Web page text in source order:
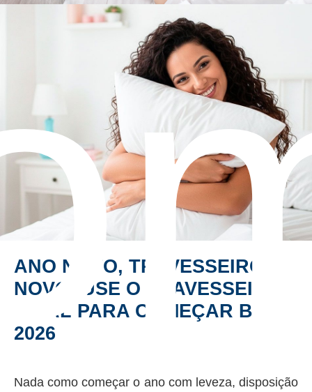
ANO NOVO, TRAVESSEIRO
NOVO! USE O TRAVESSEIRO
IDEAL PARA COMEÇAR BEM
2026
Nada como começar o ano com leveza, disposição